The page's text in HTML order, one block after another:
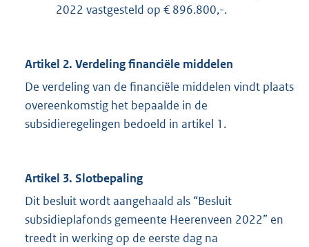
2022 vastgesteld op € 896.800,-.
Artikel 2. Verdeling financiële middelen
De verdeling van de financiële middelen vindt plaats
overeenkomstig het bepaalde in de
subsidieregelingen bedoeld in artikel 1.
Artikel 3. Slotbepaling
Dit besluit wordt aangehaald als “Besluit
subsidieplafonds gemeente Heerenveen 2022” en
treedt in werking op de eerste dag na